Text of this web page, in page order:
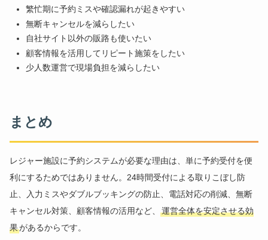
繁忙期に予約ミスや確認漏れが起きやすい
無断キャンセルを減らしたい
自社サイト以外の販路も使いたい
顧客情報を活用してリピート施策をしたい
少人数運営で現場負担を減らしたい
まとめ
レジャー施設に予約システムが必要な理由は、単に予約受付を便
利にするためではありません。24時間受付による取りこぼし防
止、入力ミスやダブルブッキングの防止、電話対応の削減、無断
キャンセル対策、顧客情報の活用など、運営全体を安定させる効
果があるからです。